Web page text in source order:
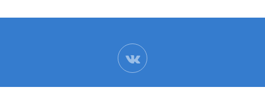
ВК